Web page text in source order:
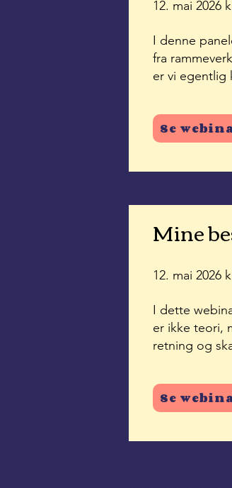
12. mai 2026
I denne
fra
er vi egentlig
Se
Mine
12. mai 2026
I dette
er ikke teori,
retning og
Se